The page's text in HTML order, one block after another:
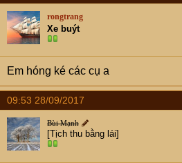
rongtrang
Xe buýt
Em hóng ké các cụ a
09:53 28/09/2017
Bùi Mạnh
[Tịch thu bằng lái]